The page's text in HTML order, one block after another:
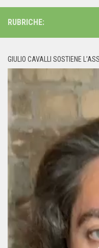
RUBRICHE:
GIULIO CAVALLI SOSTIENE
Player